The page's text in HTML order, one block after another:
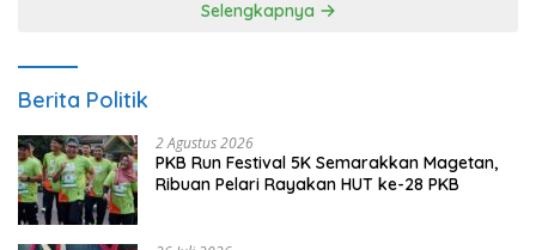
Selengkapnya
Berita Politik
2 Agustus 2026
PKB Run Festival 5K Semarakkan Magetan,
Ribuan Pelari Rayakan HUT ke-28 PKB